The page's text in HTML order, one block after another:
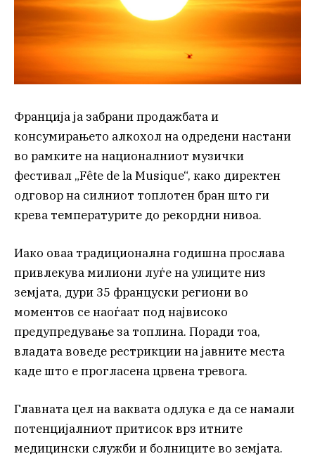
Франција ја забрани продажбата и
консумирањето алкохол на одредени настани
во рамките на националниот музички
фестивал „Fête de la Musique“, како директен
одговор на силниот топлотен бран што ги
крева температурите до рекордни нивоа.
Иако оваа традиционална годишна прослава
привлекува милиони луѓе на улиците низ
земјата, дури 35 француски региони во
моментов се наоѓаат под највисоко
предупредување за топлина. Поради тоа,
владата воведе рестрикции на јавните места
каде што е прогласена црвена тревога.
Главната цел на ваквата одлука е да се намали
потенцијалниот притисок врз итните
медицински служби и болниците во земјата.